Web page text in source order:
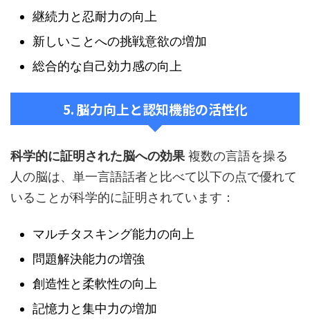
継続力と忍耐力の向上
新しいことへの挑戦意欲の増加
総合的な自己効力感の向上
5. 脳力向上と認知機能の活性化
科学的に証明された脳への効果 複数の言語を操る
人の脳は、単一言語話者と比べて以下の点で優れて
いることが科学的に証明されています：
マルチタスキング能力の向上
問題解決能力の増強
創造性と柔軟性の向上
記憶力と集中力の増加